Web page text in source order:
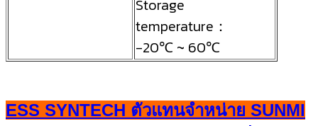
Storage
temperature：
-20℃ ~ 60℃
ESS SYNTECH ตัวแทนจำหน่าย SUNMI